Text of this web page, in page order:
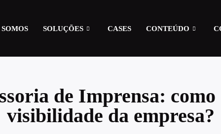
SOLUÇÕES CASES CONTEÚDO
de Imprensa:
visibilidade da empresa?